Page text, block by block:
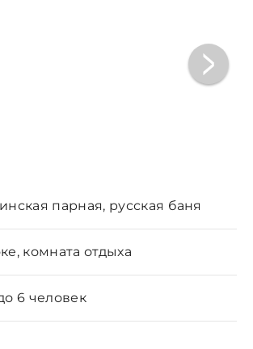
парная, русская баня
комната отдыха
6 человек